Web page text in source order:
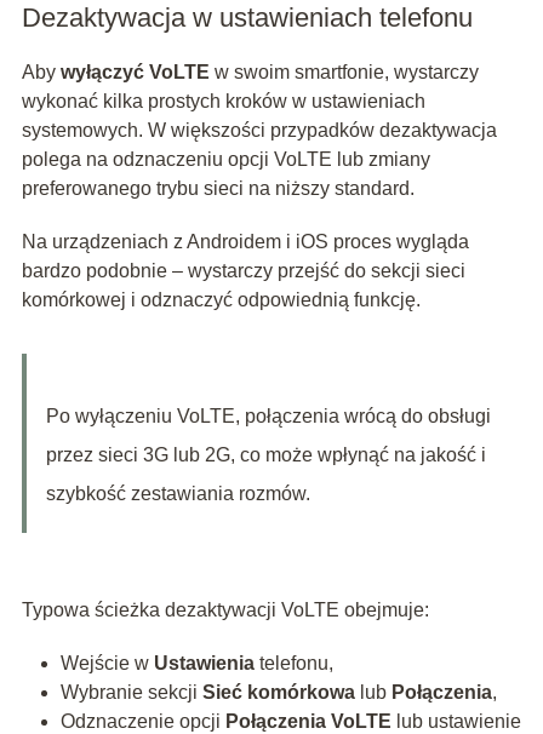
Dezaktywacja w ustawieniach telefonu
Aby wyłączyć VoLTE w swoim smartfonie, wystarczy
wykonać kilka prostych kroków w ustawieniach
systemowych. W większości przypadków dezaktywacja
polega na odznaczeniu opcji VoLTE lub zmiany
preferowanego trybu sieci na niższy standard.
Na urządzeniach z Androidem i iOS proces wygląda
bardzo podobnie – wystarczy przejść do sekcji sieci
komórkowej i odznaczyć odpowiednią funkcję.
Po wyłączeniu VoLTE, połączenia wrócą do obsługi
przez sieci 3G lub 2G, co może wpłynąć na jakość i
szybkość zestawiania rozmów.
Typowa ścieżka dezaktywacji VoLTE obejmuje:
Wejście w Ustawieniatelefonu,
Wybranie sekcji Sieć komórkowalub Połączenia,
Odznaczenie opcji Połączenia VoLTE lub ustawienie